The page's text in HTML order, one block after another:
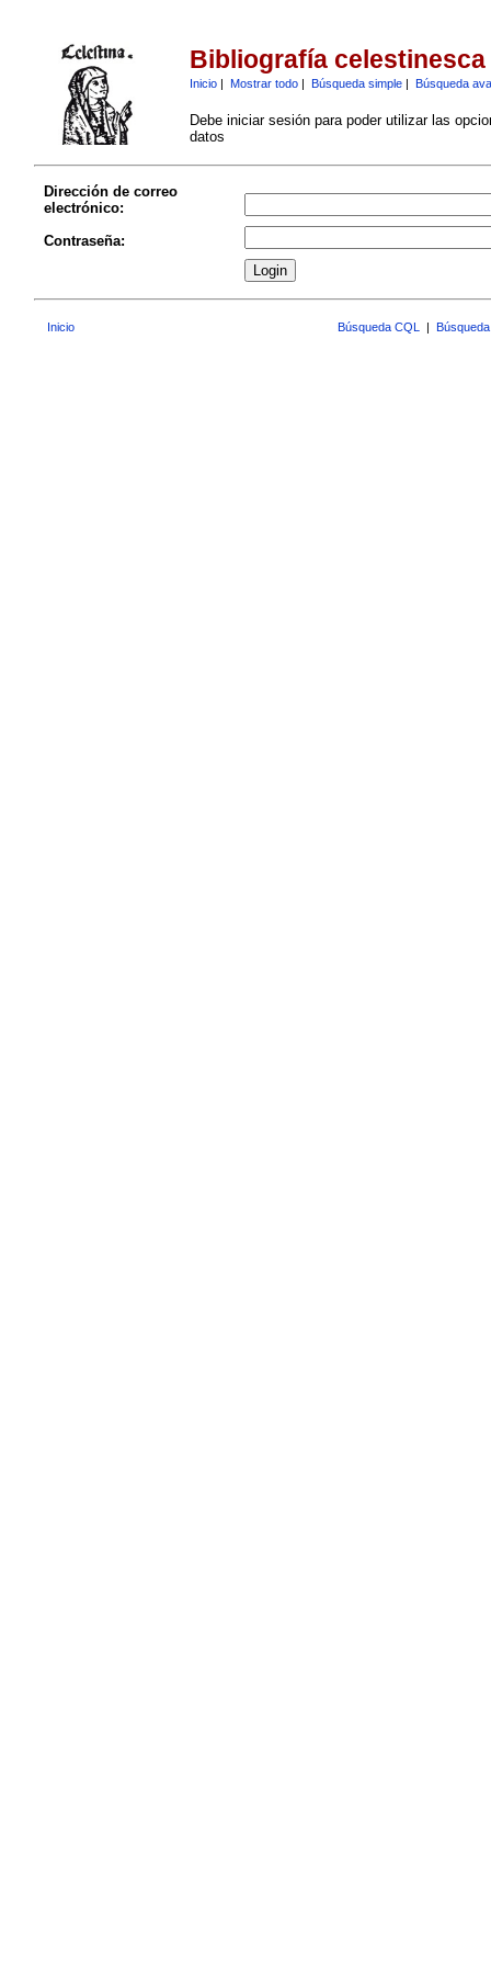
Bibliografía celestinesca
Inicio| Mostrar todo| Búsqueda simple| Búsqueda
Debe iniciar sesión para poder utilizar las
datos
Dirección de correo
electrónico:
Contraseña:
Inicio Búsqueda CQL |